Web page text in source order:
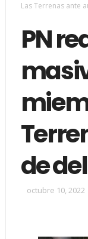
Las Terrenas ante
PN
de
octubre 10, 2022